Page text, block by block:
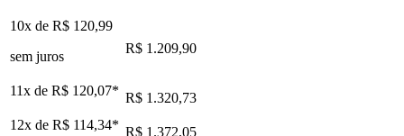
10x de R$ 120,99
sem juros
R$ 1.209,90
11x de R$ 120,07* R$ 1.320,73
12x de R$ 114,34* R$ 1.372,05